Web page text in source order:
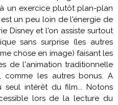
un exercice plutôt plan-plan
un peu loin de l'énergie de
Disney et l'on assiste surtout
sans surprise (les autres
chose en image) faisant les
de l'animation traditionnelle
comme les autres bonus. A
intérêt du film... Notons
lors de la lecture du